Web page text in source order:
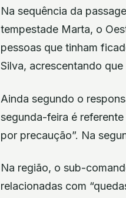
Na sequência da
tempestade Marta, o
pessoas que tinham
Silva, acrescentando que
Ainda segundo o
segunda-feira é
por precaução”. Na
Na região, o sub-
relacionadas com